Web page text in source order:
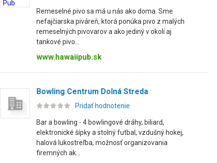
Remeselné pivo sa má u nás ako doma. Sme
nefajčiarska piváreň, ktorá ponúka pivo z malých
remeselných pivovarov a ako jediný v okolí aj
tankové pivo...
www.hawaiipub.sk
Bowling Centrum Dolná Streda
Pridať hodnotenie
Bar a bowling - 4 bowlingové dráhy, biliard,
elektronické šípky a stolný futbal, vzdušný hokej,
halová lukostreľba, možnosť organizovania
firemných ak...